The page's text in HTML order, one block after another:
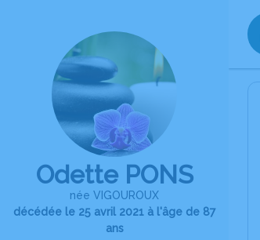
Odette PONS
née VIGOUROUX
décédée le 25 avril 2021 à l'âge de 87
ans